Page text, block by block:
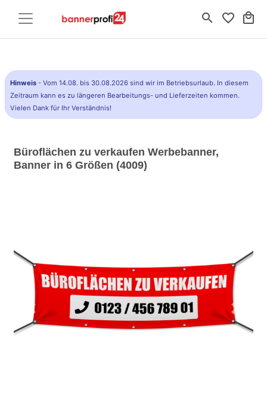
search favorite_border local_mall
Hinweis - Vom 14.08. bis 30.08.2026 sind wir im Betriebsurlaub. In diesem
Zeitraum kann es zu längeren Bearbeitungs- und Lieferzeiten kommen.
Vielen Dank für Ihr Verständnis!
Büroflächen zu verkaufen Werbebanner,
Banner in 6 Größen (4009)
Previous Next